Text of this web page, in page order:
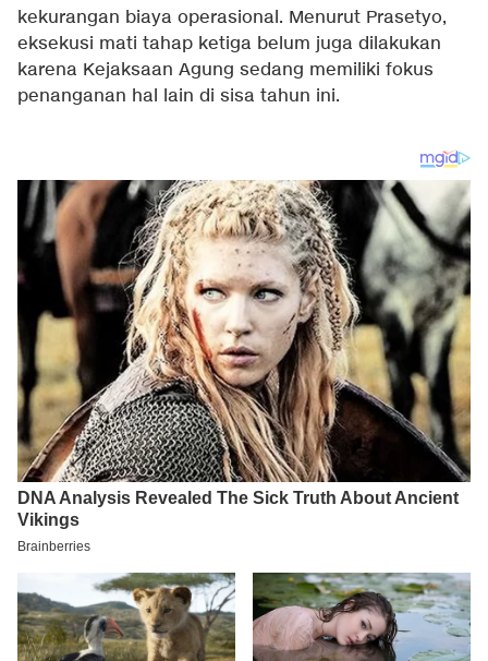
kekurangan biaya operasional. Menurut Prasetyo,
eksekusi mati tahap ketiga belum juga dilakukan
karena Kejaksaan Agung sedang memiliki fokus
penanganan hal lain di sisa tahun ini.